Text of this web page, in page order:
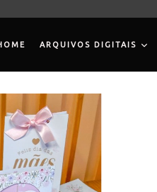
ARQUIVOS DIGITAIS